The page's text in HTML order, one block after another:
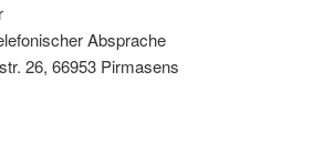
Absprache
26, 66953 Pirmasens